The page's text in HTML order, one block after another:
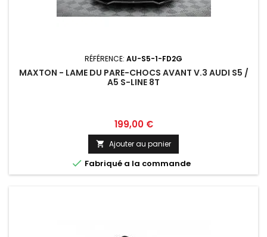
RÉFÉRENCE: AU-S5-1-FD2G
MAXTON - LAME DU PARE-CHOCS AVANT V.3 AUDI S5 /
A5 S-LINE 8T
Prix
199,00 €
 Ajouter au panier
 Fabriqué a la commande